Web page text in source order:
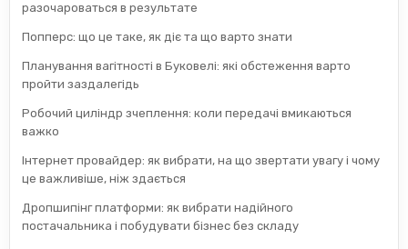
разочароваться в результате
Попперс: що це таке, як діє та що варто знати
Планування вагітності в Буковелі: які обстеження варто
пройти заздалегідь
Робочий циліндр зчеплення: коли передачі вмикаються
важко
Інтернет провайдер: як вибрати, на що звертати увагу і чому
це важливіше, ніж здається
Дропшипінг платформи: як вибрати надійного
постачальника і побудувати бізнес без складу